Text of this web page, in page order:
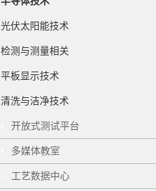
光伏太阳能技术
检测与测量相关
平板显示技术
清洗与洁净技术
开放式测试平台
多媒体教室
工艺数据中心